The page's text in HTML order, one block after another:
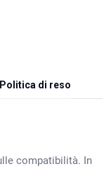
Politica di reso
compatibilità. In